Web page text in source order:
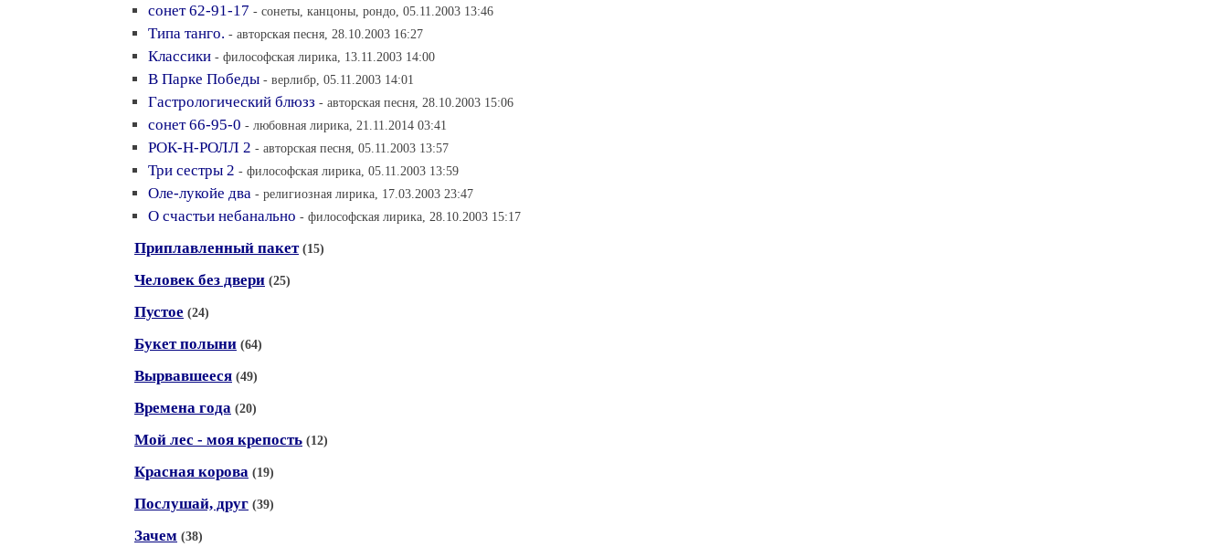
сонет 62-91-17 - сонеты, канцоны, рондо, 05.11.2003 13:46
Типа танго. - авторская песня, 28.10.2003 16:27
Классики - философская лирика, 13.11.2003 14:00
В Парке Победы - верлибр, 05.11.2003 14:01
Гастрологический блюзз - авторская песня, 28.10.2003 15:06
сонет 66-95-0 - любовная лирика, 21.11.2014 03:41
РОК-Н-РОЛЛ 2 - авторская песня, 05.11.2003 13:57
Три сестры 2 - философская лирика, 05.11.2003 13:59
Оле-лукойе два - религиозная лирика, 17.03.2003 23:47
О счастьи небанально - философская лирика, 28.10.2003 15:17
Приплавленный пакет (15)
Человек без двери (25)
Пустое (24)
Букет полыни (64)
Вырвавшееся (49)
Времена года (20)
Мой лес - моя крепость (12)
Красная корова (19)
Послушай, друг (39)
Зачем (38)